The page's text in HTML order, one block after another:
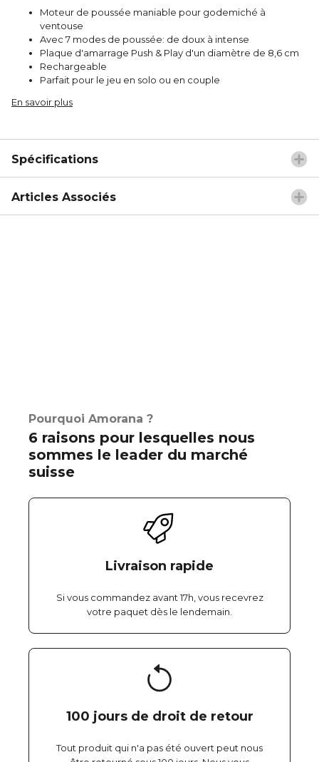
Moteur de poussée maniable pour godemiché à
ventouse
Avec 7 modes de poussée: de doux à intense
Plaque d'amarrage Push & Play d'un diamètre de 8,6 cm
Rechargeable
Parfait pour le jeu en solo ou en couple
En savoir plus
Spécifications
Articles Associés
Pourquoi Amorana ?
6 raisons pour lesquelles nous
sommes le leader du marché
suisse
Livraison rapide
Si vous commandez avant 17h, vous recevrez
votre paquet dès le lendemain.
100 jours de droit de retour
Tout produit qui n'a pas été ouvert peut nous